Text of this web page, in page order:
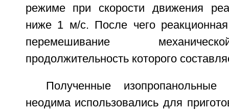
режиме при скорости движения
ниже 1 м/с. После чего
перемешивание
продолжительность которого
Полученные
неодима использовались для